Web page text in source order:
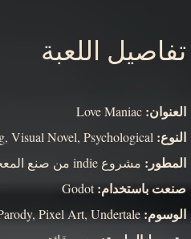
تفاصيل اللعبة
العنوان:
النوع:
المطور: مشروع indie من صنع المعجبين
صنعت باستخدام:Godot
الوسوم: